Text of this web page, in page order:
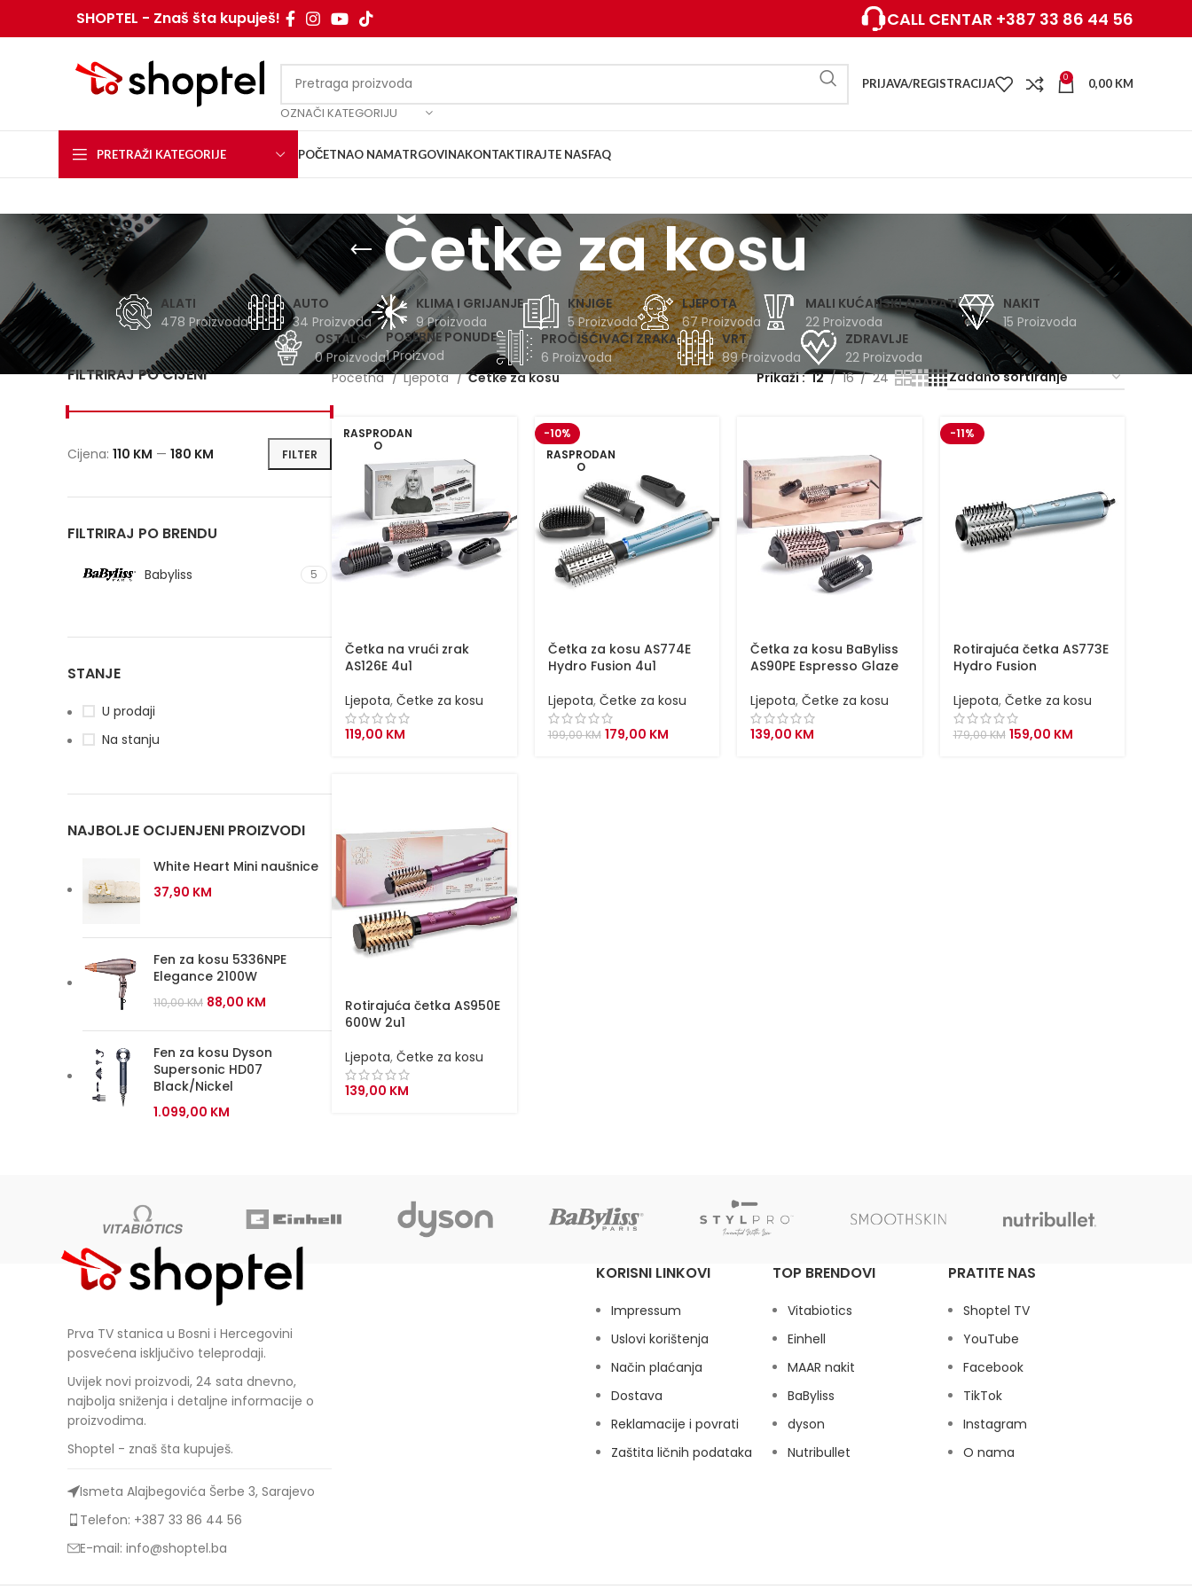
SHOPTEL - Znaš šta kupuješ! CALL CENTAR +387 33 86 44 56
OZNAČI KATEGORIJU
PRIJAVA/REGISTRACIJA 0 0,00 KM
PRETRAŽI KATEGORIJE POČETNAO NAMATRGOVINAKONTAKTIRAJTE NASFAQ
Četke za kosu
ALATI
478 Proizvoda
AUTO
34 Proizvoda
KLIMA I GRIJANJE
9 Proizvoda
KNJIGE
5 Proizvoda
LJEPOTA
67 Proizvoda
MALI KUĆANSKI APARATI
22 Proizvoda
NAKIT
15 Proizvoda
OSTALO
0 Proizvoda
POSEBNE PONUDE
1 Proizvod
PROČIŠĆIVAČI ZRAKA
6 Proizvoda
VRT
89 Proizvoda
ZDRAVLJE
22 Proizvoda
FILTRIRAJ PO CIJENI
Minimalna
Maksimalna
FILTER
Cijena: 110 KM — 180 KM
FILTRIRAJ PO BRENDU
Babyliss 5
STANJE
U prodaji
Na stanju
NAJBOLJE OCIJENJENI PROIZVODI
White Heart Mini naušnice
37,90 KM
Fen za kosu 5336NPE
Elegance 2100W
110,00KM Original
110,00 KM.
88,00 KM
88,00 KM.
Fen za kosu Dyson
Supersonic HD07
Black/Nickel
1.099,00 KM
Početna Ljepota Četke za kosu Prikaži 12 16 24
RASPRODAN
O
Četka na vrući zrak
AS126E 4u1
Ljepota, Četke za kosu
119,00 KM
-10%
RASPRODAN
O
Četka za kosu AS774E
Hydro Fusion 4u1
Ljepota, Četke za kosu
199,00KM Original
179,00 KMCurrent
Četka za kosu BaByliss
AS90PE Espresso Glaze
Ljepota, Četke za kosu
139,00 KM
-11%
Rotirajuća četka AS773E
Hydro Fusion
Ljepota, Četke za kosu
179,00KM Original
159,00 KMCurrent
Rotirajuća četka AS950E
600W 2u1
Ljepota, Četke za kosu
139,00 KM
Prva TV stanica u Bosni i Hercegovini
posvećena isključivo teleprodaji.
Uvijek novi proizvodi, 24 sata dnevno,
najbolja sniženja i detaljne informacije o
proizvodima.
Shoptel - znaš šta kupuješ.
Ismeta Alajbegovića Šerbe 3, Sarajevo
Telefon: +387 33 86 44 56
E-mail: info@shoptel.ba
KORISNI LINKOVI
Impressum
Uslovi korištenja
Način plaćanja
Dostava
Reklamacije i povrati
Zaštita ličnih podataka
TOP BRENDOVI
Vitabiotics
Einhell
MAAR nakit
BaByliss
dyson
Nutribullet
PRATITE NAS
Shoptel TV
YouTube
Facebook
TikTok
Instagram
O nama